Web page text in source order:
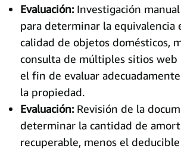
Evaluación:Investigación
para determinar la equivalencia
calidad de objetos domésticos,
consulta de múltiples sitios web
el fin de evaluar
la propiedad.
Evaluación:Revisión de la
determinar la cantidad de
recuperable, menos el